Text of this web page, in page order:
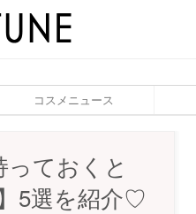
コスメニュース
ておくと
5選を紹介♡